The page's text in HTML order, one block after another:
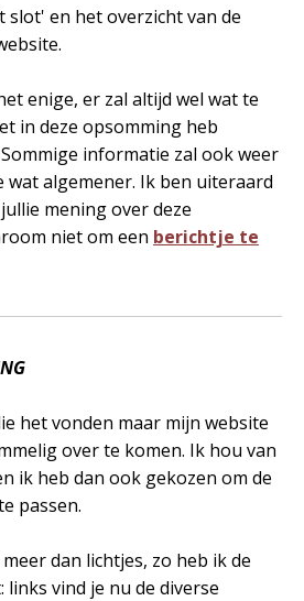
slot' en het overzicht van de
enige, er zal altijd wel wat te
in deze opsomming heb
informatie zal ook weer
wat algemener. Ik ben uiteraard
mening over deze
niet om een berichtje te
het vonden maar mijn website
over te komen. Ik hou van
ik heb dan ook gekozen om de
passen.
dan lichtjes, zo heb ik de
vind je nu de diverse